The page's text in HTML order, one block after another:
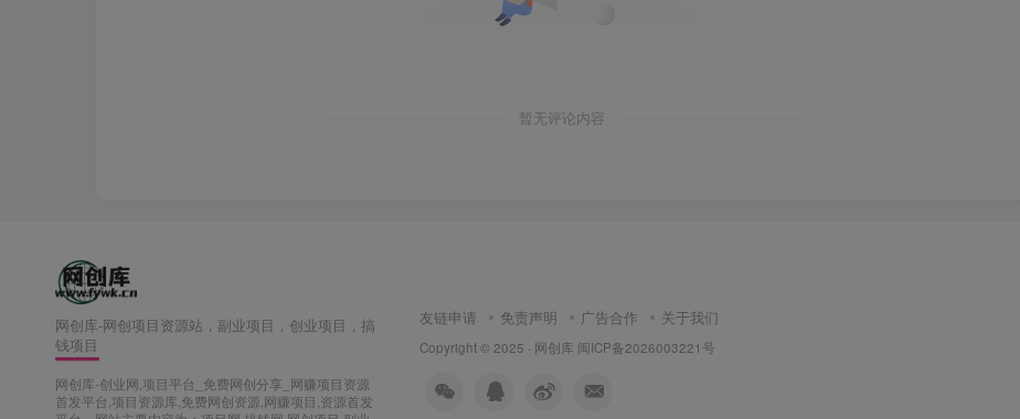
暂无评论内容
网创库-网创项目资源站，副业项目，创业项目，搞
钱项目
网创库-创业网,项目平台_免费网创分享_网赚项目资源
首发平台,项目资源库,免费网创资源,网赚项目,资源首发
友链申请 免责声明 广告合作 关于我们
Copyright © 2025 · 网创库 闽ICP备2026003221号